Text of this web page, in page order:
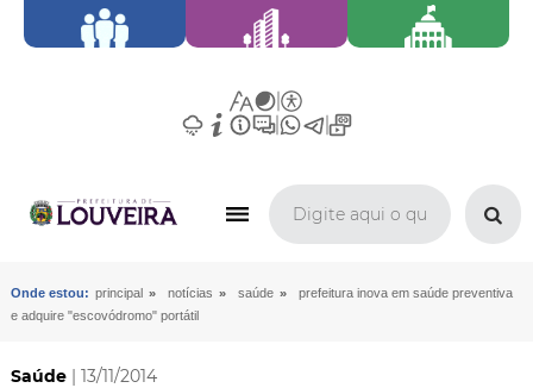
Onde estou: principal » notícias » saúde »
prefeitura inova em saúde preventiva
e adquire "escovódromo" portátil
Saúde| 13/11/2014